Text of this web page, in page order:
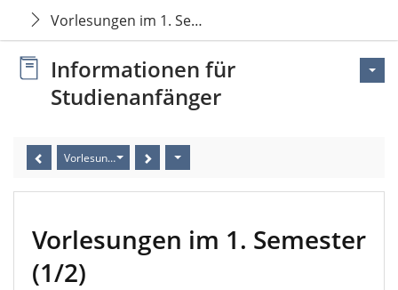
Vorlesungen im 1. Semester
Informationen für
Studienanfänger
Vorlesungen im 1. Semester
Vorlesungen im 1. Semester
(1/2)